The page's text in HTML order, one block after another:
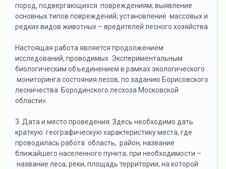
пород, подвергающихся повреждениям; выявление
основных типов повреждений; установление массовых и
редких видов животных – вредителей лесного хозяйства.
Настоящая работа является продолжением
исследований, проводимых Экспериментальным
биологическим объединением в рамках экологического
мониторинга состояния лесов, по заданию Борисовского
лесничества Бородинского лесхоза Московской
области».
3. Дата и место проведения. Здесь необходимо дать
краткую географическую характеристику места, где
проводилась работа: область, район, название
ближайшего населенного пункта; при необходимости –
название леса, реки, площадь территории, на которой